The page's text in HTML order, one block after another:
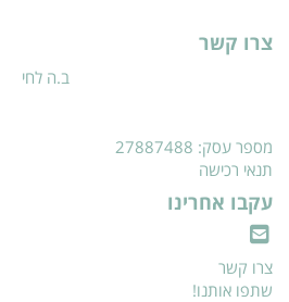
צרו קשר
ב.ה לחי
מספר עסק: 27887488
תנאי רכישה
עקבו אחרינו
צרו קשר
שתפו אותנו!